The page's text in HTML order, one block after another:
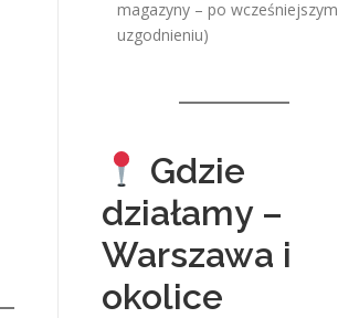
magazyny – po wcześniejszym
uzgodnieniu)
Gdzie
działamy –
Warszawa i
okolice